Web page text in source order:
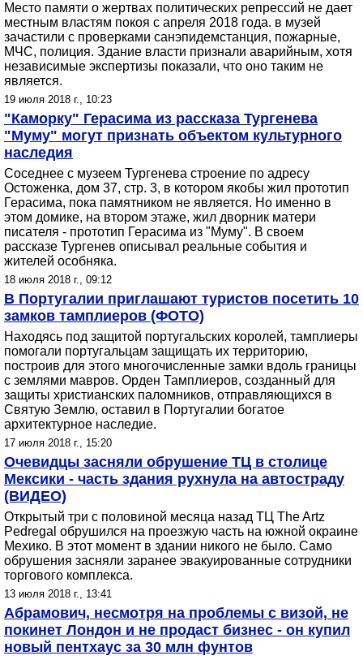
Место памяти о жертвах политических репрессий не дает
местным властям покоя с апреля 2018 года. в музей
зачастили с проверками санэпидемстанция, пожарные,
МЧС, полиция. Здание власти признали аварийным, хотя
независимые экспертизы показали, что оно таким не
является.
19 июля 2018 г., 10:23
"Каморку" Герасима из рассказа Тургенева
"Муму" могут признать объектом культурного
наследия
Соседнее с музеем Тургенева строение по адресу
Остоженка, дом 37, стр. 3, в котором якобы жил прототип
Герасима, пока памятником не является. Но именно в
этом домике, на втором этаже, жил дворник матери
писателя - прототип Герасима из "Муму". В своем
рассказе Тургенев описывал реальные события и
жителей особняка.
18 июля 2018 г., 09:12
В Португалии приглашают туристов посетить 10
замков тамплиеров (ФОТО)
Находясь под защитой португальских королей, тамплиеры
помогали португальцам защищать их территорию,
построив для этого многочисленные замки вдоль границы
с землями мавров. Орден Тамплиеров, созданный для
защиты христианских паломников, отправляющихся в
Святую Землю, оставил в Португалии богатое
архитектурное наследие.
17 июля 2018 г., 15:20
Очевидцы засняли обрушение ТЦ в столице
Мексики - часть здания рухнула на автостраду
(ВИДЕО)
Открытый три с половиной месяца назад ТЦ The Artz
Pedregal обрушился на проезжую часть на южной окраине
Мехико. В этот момент в здании никого не было. Само
обрушения засняли заранее эвакуированные сотрудники
торгового комплекса.
13 июля 2018 г., 13:41
Абрамович, несмотря на проблемы с визой, не
покинет Лондон и не продаст бизнес - он купил
новый пентхаус за 30 млн фунтов